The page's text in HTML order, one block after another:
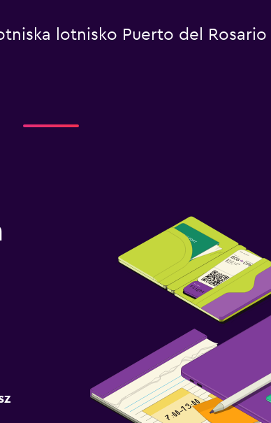
lotnisko Puerto del Rosario